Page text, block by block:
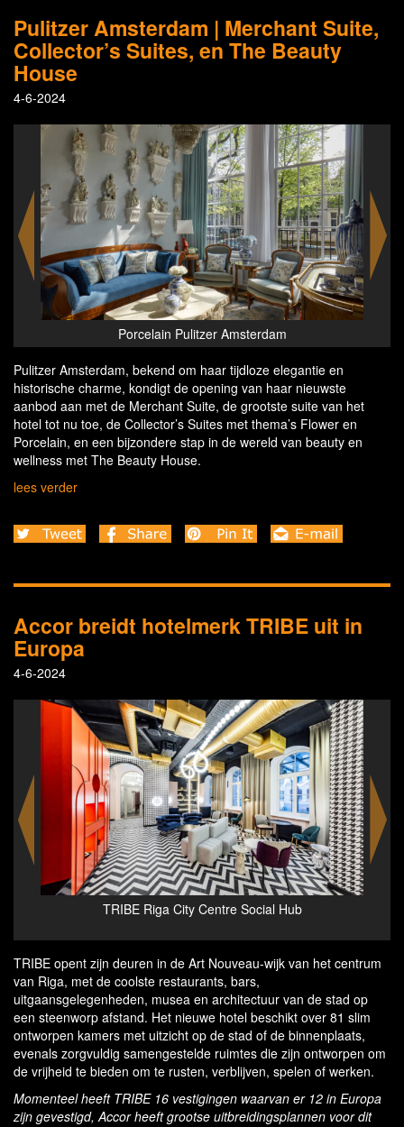
Pulitzer Amsterdam | Merchant Suite,
Collector’s Suites, en The Beauty
House
4-6-2024
Porcelain bedroom Pulitzer
Pulitzer Amsterdam, bekend om haar tijdloze elegantie en
historische charme, kondigt de opening van haar nieuwste
aanbod aan met de Merchant Suite, de grootste suite van het
hotel tot nu toe, de Collector’s Suites met thema’s Flower en
Porcelain, en een bijzondere stap in de wereld van beauty en
wellness met The Beauty House.
lees verder
Accor breidt hotelmerk TRIBE uit in
Europa
4-6-2024
Centre Social Hub TRIBE Riga City Centre
TRIBE opent zijn deuren in de Art Nouveau-wijk van het centrum
van Riga, met de coolste restaurants, bars,
uitgaansgelegenheden, musea en architectuur van de stad op
een steenworp afstand. Het nieuwe hotel beschikt over 81 slim
ontworpen kamers met uitzicht op de stad of de binnenplaats,
evenals zorgvuldig samengestelde ruimtes die zijn ontworpen om
de vrijheid te bieden om te rusten, verblijven, spelen of werken.
Momenteel heeft TRIBE 16 vestigingen waarvan er 12 in Europa
zijn gevestigd, Accor heeft grootse uitbreidingsplannen voor dit